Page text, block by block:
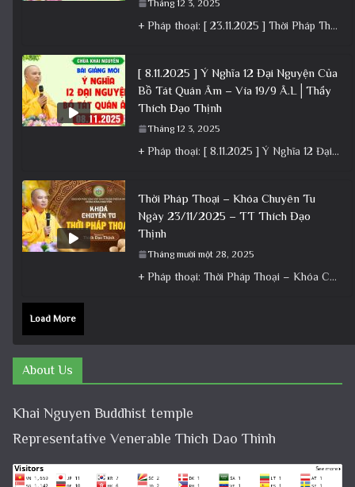
Tháng 12 3, 2025
+ Pháp thoại: [ 23.11.2025 ] Thời Pháp Thoại – Khóa Chuyên Tu Chùa Khai Nguyên│Thầy Thích Đạo Thịnh +
[ 8.11.2025 ] Ý Nghĩa 12 Đại Nguyện Của
Bồ Tát Quán Âm – Vía 19/9 Â.L│Thầy
Thích Đạo Thịnh
Tháng 12 3, 2025
+ Pháp thoại: [ 8.11.2025 ] Ý Nghĩa 12 Đại Nguyện Của Bồ Tát Quán Âm – Vía 19/9 Â.L│Thầy
Thời Pháp Thoại – Khóa Chuyên Tu
Ngày 23/11/2025 – TT Thích Đạo
Thịnh
Tháng mười một 28, 2025
+ Pháp thoại: Thời Pháp Thoại – Khóa Chuyên Tu Ngày 23/11/2025 – TT Thích Đạo Thịnh + Album: Pháp
Load More
About Us
Khai Nguyen Buddhist temple
Representative Venerable Thich Dao Thinh